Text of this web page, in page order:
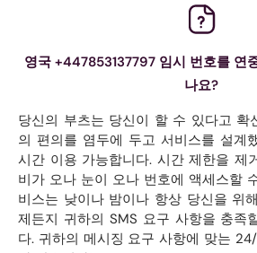
영국 +447853137797 임시 번호를 연
나요?
당신의 부츠는 당신이 할 수 있다고 확
의 편의를 염두에 두고 서비스를 설계
시간 이용 가능합니다. 시간 제한을 제
비가 오나 눈이 오나 번호에 액세스할
비스는 낮이나 밤이나 항상 당신을 위
제든지 귀하의 SMS 요구 사항을 충족
다. 귀하의 메시징 요구 사항에 맞는